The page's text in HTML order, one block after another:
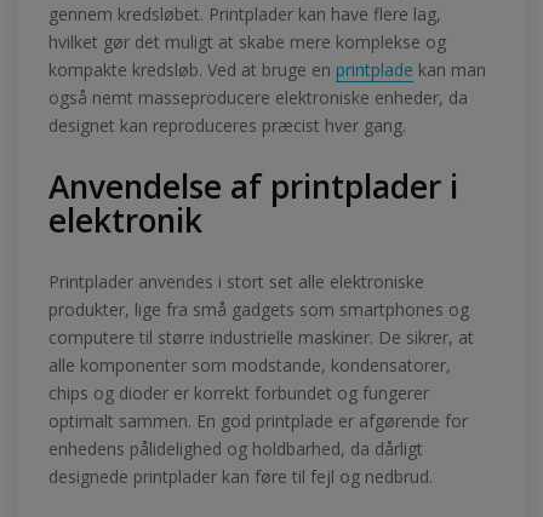
gennem kredsløbet. Printplader kan have flere lag,
hvilket gør det muligt at skabe mere komplekse og
kompakte kredsløb. Ved at bruge en printplade kan man
også nemt masseproducere elektroniske enheder, da
designet kan reproduceres præcist hver gang.
Anvendelse af printplader i
elektronik
Printplader anvendes i stort set alle elektroniske
produkter, lige fra små gadgets som smartphones og
computere til større industrielle maskiner. De sikrer, at
alle komponenter som modstande, kondensatorer,
chips og dioder er korrekt forbundet og fungerer
optimalt sammen. En god printplade er afgørende for
enhedens pålidelighed og holdbarhed, da dårligt
designede printplader kan føre til fejl og nedbrud.